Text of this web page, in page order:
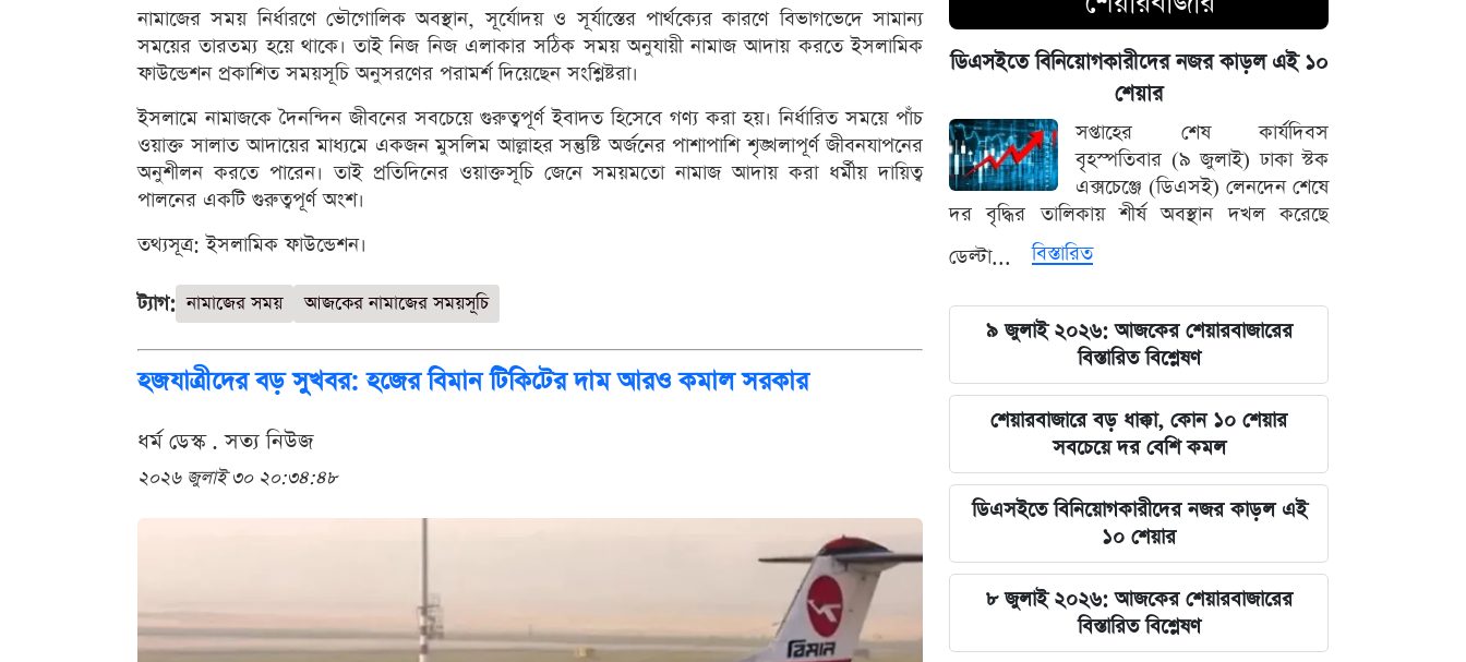
নামাজের সময় নির্ধারণে ভৌগোলিক অবস্থান, সূর্যোদয় ও সূর্যাস্তের পার্থক্যের কারণে বিভাগভেদে সামান্য
সময়ের তারতম্য হয়ে থাকে। তাই নিজ নিজ এলাকার সঠিক সময় অনুযায়ী নামাজ আদায় করতে ইসলামিক
ফাউন্ডেশন প্রকাশিত সময়সূচি অনুসরণের পরামর্শ দিয়েছেন সংশ্লিষ্টরা।
ইসলামে নামাজকে দৈনন্দিন জীবনের সবচেয়ে গুরুত্বপূর্ণ ইবাদত হিসেবে গণ্য করা হয়। নির্ধারিত সময়ে পাঁচ
ওয়াক্ত সালাত আদায়ের মাধ্যমে একজন মুসলিম আল্লাহর সন্তুষ্টি অর্জনের পাশাপাশি শৃঙ্খলাপূর্ণ জীবনযাপনের
অনুশীলন করতে পারেন। তাই প্রতিদিনের ওয়াক্তসূচি জেনে সময়মতো নামাজ আদায় করা ধর্মীয় দায়িত্ব
পালনের একটি গুরুত্বপূর্ণ অংশ।
তথ্যসূত্র: ইসলামিক ফাউন্ডেশন।
ট্যাগ: নামাজের সময় আজকের নামাজের সময়সূচি
হজযাত্রীদের বড় সুখবর: হজের বিমান টিকিটের দাম আরও কমাল সরকার
ধর্ম ডেস্ক . সত্য নিউজ
২০২৬ জুলাই ৩০ ২০:৩৪:৪৮
পদত্যাগের হুমকি দিলে সরাসরি গ্রহণের
হুঁশিয়ারি, পেজেশকিয়ান-খামেনি দ্বন্দ্বে উত্তপ্ত
ইরান
৫ আগস্ট ঘিরে সারা দেশে কঠোর নজরদারি,
মাঠে নামানো হয়েছে একাধিক গোয়েন্দা দল
বাদ পড়ছে ৭ মার্চের ভাষণ ও বঙ্গবন্ধুর
প্রতিকৃতি টাঙানোর বাধ্যবাধকতা
সৌদি আরবের সাথে কৌশলগত দীর্ঘমেয়াদি
সম্পর্ক চান প্রধানমন্ত্রী তারেক রহমান
মার্কিন অর্থনীতি ও ফেডের সিদ্ধান্তের
অপেক্ষায় আন্তর্জাতিক ধাতুর বাজার
শেখ হাসিনার বক্তব্য প্রচারের আয়োজনে
সম্পৃক্ততা নেই দিল্লির: রণধীর জয়সোয়াল
সিট দখল ঘিরে আলিয়া মাদ্রাসায় ছাত্রদল-
শিবির রক্তক্ষয়ী সংঘর্ষ
মঙ্গলবারের পাঁচ ওয়াক্ত নামাজের সময়সূচি
ডিএসইতে বিনিয়োগকারীদের নজর কাড়ল এই ১০
শেয়ার
সপ্তাহের শেষ কার্যদিবস
বৃহস্পতিবার (৯ জুলাই) ঢাকা স্টক
এক্সচেঞ্জে (ডিএসই) লেনদেন শেষে
দর বৃদ্ধির তালিকায় শীর্ষ অবস্থান দখল করেছে
ডেল্টা...
বিস্তারিত
৯ জুলাই ২০২৬: আজকের শেয়ারবাজারের
বিস্তারিত বিশ্লেষণ
শেয়ারবাজারে বড় ধাক্কা, কোন ১০ শেয়ার
সবচেয়ে দর বেশি কমল
ডিএসইতে বিনিয়োগকারীদের নজর কাড়ল এই
১০ শেয়ার
৮ জুলাই ২০২৬: আজকের শেয়ারবাজারের
বিস্তারিত বিশ্লেষণ